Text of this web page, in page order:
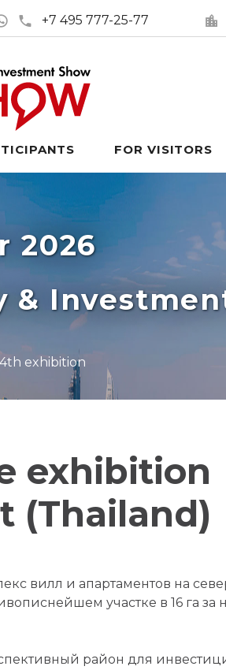
+7 495 777-25-77
FOR VISITORS
2026
&
exhibition
exhibition
(Thailand)
вилл и апартаментов на
участке в 16 га за
район для